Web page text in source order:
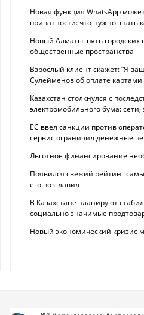
Новая функция WhatsApp
приватности: что нужно знать
Новый Алматы: пять городских
общественные пространства
Взрослый клиент скажет: “Я
Сулейменов об оплате картами
Казахстан столкнулся с
электромобильного бума: сети,
ЕС ввел санкции против
сервис ограничил денежные
Льготное финансирование
Появился свежий рейтинг
его возглавил
В Казахстане планируют
социально значимые
Новый экономический кризис